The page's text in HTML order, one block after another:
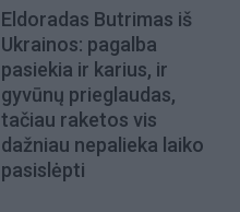
Eldoradas Butrimas iš
Ukrainos: pagalba
pasiekia ir karius, ir
gyvūnų prieglaudas,
tačiau raketos vis
dažniau nepalieka laiko
pasislėpti